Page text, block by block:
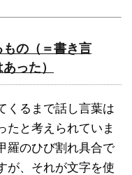
の（＝書き言
った）
くるまで話し言葉は
たと考えられていま
羅のひび割れ具合で
が、それが文字を使